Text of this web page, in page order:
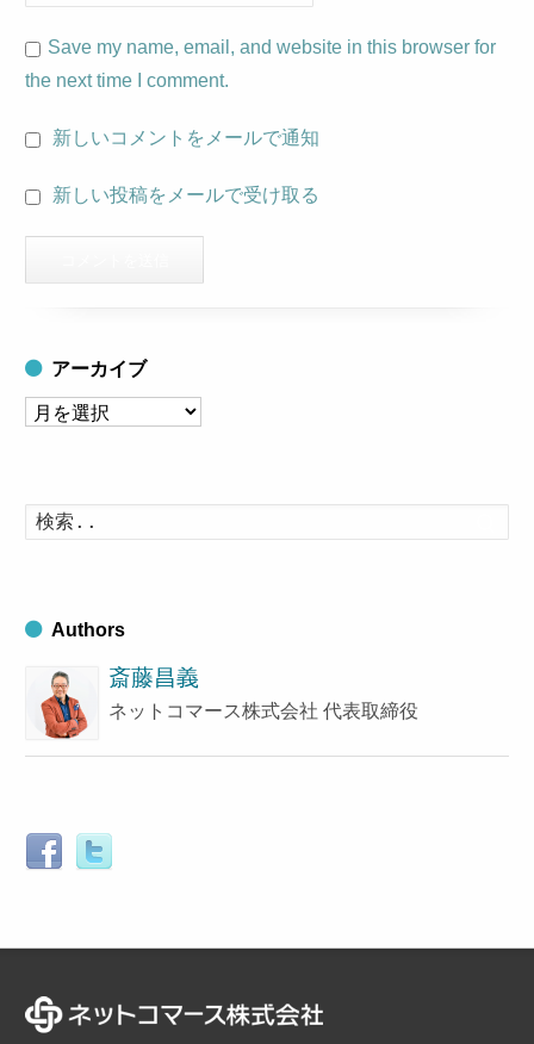
Save my name, email, and website in this browser for
the next time I comment.
新しいコメントをメールで通知
新しい投稿をメールで受け取る
アーカイブ
ア
イ
ブ
索
Authors
斎藤昌義
ネットコマース株式会社 代表取締役